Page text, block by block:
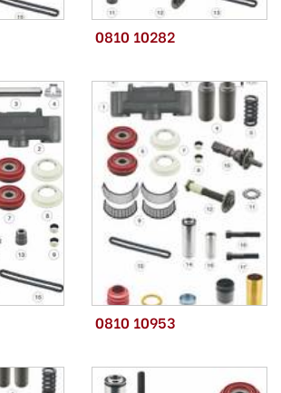
0810 10282
0810 10953